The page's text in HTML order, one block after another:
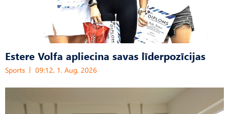
Estere Volfa apliecina savas līderpozīcijas
Sports 09:12, 1. Aug, 2026